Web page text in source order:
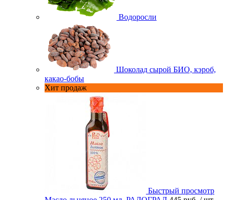
Водоросли
Шоколад сырой БИО, кэроб,
какао-бобы
Хит продаж
Быстрый просмотр